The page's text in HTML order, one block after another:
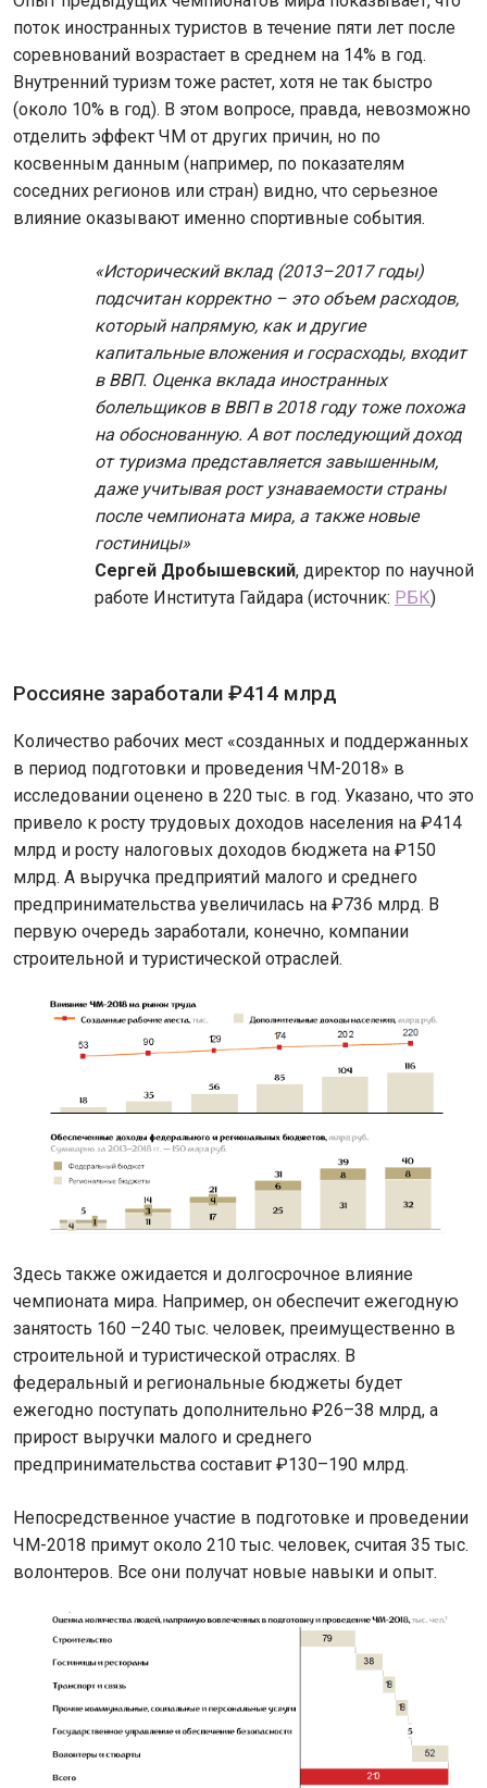
поток иностранных туристов в течение пяти лет после
соревнований возрастает в среднем на 14% в год.
Внутренний туризм тоже растет, хотя не так быстро
(около 10% в год). В этом вопросе, правда, невозможно
отделить эффект ЧМ от других причин, но по
косвенным данным (например, по показателям
соседних регионов или стран) видно, что серьезное
влияние оказывают именно спортивные события.
«Исторический вклад (2013–2017 годы)
подсчитан корректно – это объем расходов,
который напрямую, как и другие
капитальные вложения и госрасходы, входит
в ВВП. Оценка вклада иностранных
болельщиков в ВВП в 2018 году тоже похожа
на обоснованную. А вот последующий доход
от туризма представляется завышенным,
даже учитывая рост узнаваемости страны
после чемпионата мира, а также новые
гостиницы»
Сергей Дробышевский, директор по научной
работе Института Гайдара (источник: РБК)
Россияне заработали ₽414 млрд
Количество рабочих мест «созданных и поддержанных
в период подготовки и проведения ЧМ-2018» в
исследовании оценено в 220 тыс. в год. Указано, что это
привело к росту трудовых доходов населения на ₽414
млрд и росту налоговых доходов бюджета на ₽150
млрд. А выручка предприятий малого и среднего
предпринимательства увеличилась на ₽736 млрд. В
первую очередь заработали, конечно, компании
строительной и туристической отраслей.
Здесь также ожидается и долгосрочное влияние
чемпионата мира. Например, он обеспечит ежегодную
занятость 160 –240 тыс. человек, преимущественно в
строительной и туристической отраслях. В
федеральный и региональные бюджеты будет
ежегодно поступать дополнительно ₽26–38 млрд, а
прирост выручки малого и среднего
предпринимательства составит ₽130–190 млрд.
Непосредственное участие в подготовке и проведении
ЧМ-2018 примут около 210 тыс. человек, считая 35 тыс.
волонтеров. Все они получат новые навыки и опыт.